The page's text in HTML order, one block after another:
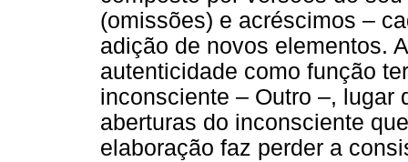
(omissões) e acréscimos –
adição de novos elementos.
autenticidade como função
inconsciente – Outro –, lugar
aberturas do inconsciente
elaboração faz perder a